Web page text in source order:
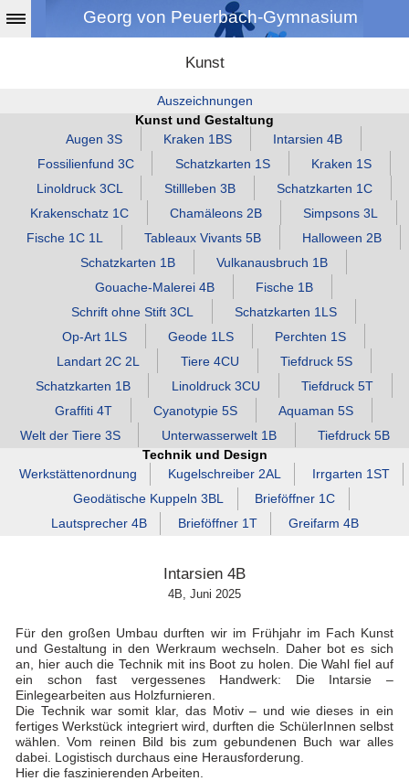
Georg von Peuerbach-Gymnasium
Kunst
Auszeichnungen
Kunst und Gestaltung
Augen 3S
Kraken 1BS
Intarsien 4B
Fossilienfund 3C
Schatzkarten 1S
Kraken 1S
Linoldruck 3CL
Stillleben 3B
Schatzkarten 1C
Krakenschatz 1C
Chamäleons 2B
Simpsons 3L
Fische 1C 1L
Tableaux Vivants 5B
Halloween 2B
Schatzkarten 1B
Vulkanausbruch 1B
Gouache‑Malerei 4B
Fische 1B
Schrift ohne Stift 3CL
Schatzkarten 1LS
Op‑Art 1LS
Geode 1LS
Perchten 1S
Landart 2C 2L
Tiere 4CU
Tiefdruck 5S
Schatzkarten 1B
Linoldruck 3CU
Tiefdruck 5T
Graffiti 4T
Cyanotypie 5S
Aquaman 5S
Welt der Tiere 3S
Unterwasserwelt 1B
Tiefdruck 5B
Technik und Design
Werkstättenordnung
Kugelschreiber 2AL
Irrgarten 1ST
Geodätische Kuppeln 3BL
Brieföffner 1C
Lautsprecher 4B
Brieföffner 1T Greifarm 4B
Intarsien 4B
4B, Juni 2025
Für den großen Umbau durften wir im Frühjahr im Fach Kunst
und Gestaltung in den Werkraum wechseln. Daher bot es sich
an, hier auch die Technik mit ins Boot zu holen. Die Wahl fiel auf
ein schon fast vergessenes Handwerk: Die Intarsie –
Einlegearbeiten aus Holzfurnieren.
Die Technik war somit klar, das Motiv – und wie dieses in ein
fertiges Werkstück integriert wird, durften die SchülerInnen selbst
wählen. Vom reinen Bild bis zum gebundenen Buch war alles
dabei. Logistisch durchaus eine Herausforderung.
Hier die faszinierenden Arbeiten.